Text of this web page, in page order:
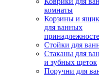
комнаты
Корзины и
для ванных
Стойки для
Стаканы для
и зубных щеток
Поручни для